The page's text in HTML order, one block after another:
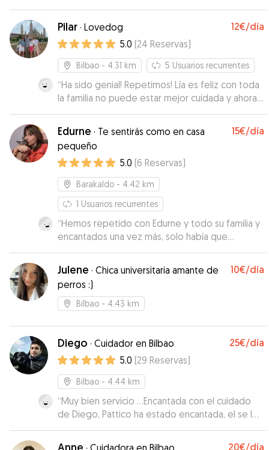
¡Recomendable!”
Pilar · Lovedog 12€/día
5.0 (24 Reservas)
Bilbao - 4.31 km 5 Usuarios recurrentes
“Ha sido genial! Repetimos! Lía es feliz con toda
la familia no puede estar mejor cuidada y ahora
quiere ir a buscar a Eva 🥰🥰”
Edurne · Te sentirás como en casa
pequeño
15€/día
5.0 (6 Reservas)
Barakaldo - 4.42 km
1 Usuarios recurrentes
“Hemos repetido con Edurne y todo su familia y
encantados una vez más, solo había que
observar como la recibió mi perrete cuando la
volvió a ver, estaba muy contento
Julene · Chica universitaria amante de
perros :)
10€/día
Bilbao - 4.43 km
Diego · Cuidador en Bilbao 25€/día
5.0 (29 Reservas)
Bilbao - 4.44 km
“Muy bien servicio …Encantada con el cuidado
de Diego, Pattico ha estado encantada, el se los
ha llevado al río y al campo han estado como en
un campamento 😊 Además te mantienen
· Cuidadora en Bilbao 20€/día